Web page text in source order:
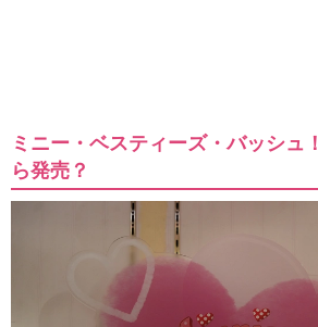
ミニー・ベスティーズ・バッシュ
ら発売？